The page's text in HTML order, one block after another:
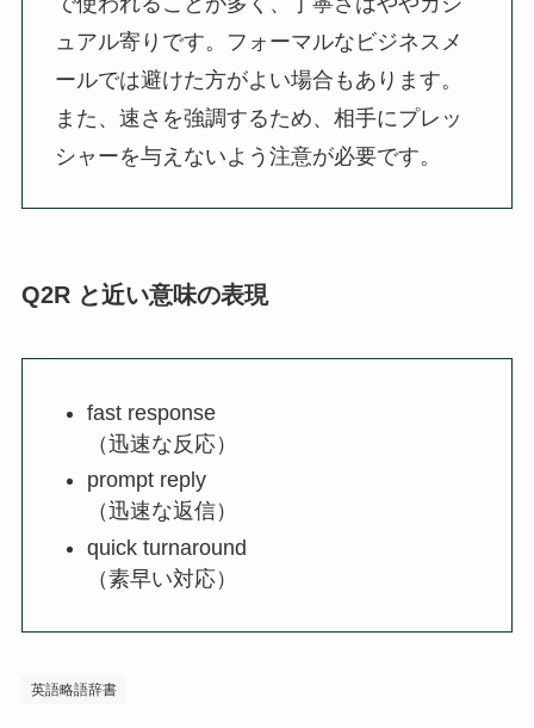
ュアル寄りです。フォーマルなビジネスメ
ールでは避けた方がよい場合もあります。
また、速さを強調するため、相手にプレッ
シャーを与えないよう注意が必要です。
Q2R と近い意味の表現
fast response
（迅速な反応）
prompt reply
（迅速な返信）
quick turnaround
（素早い対応）
英語略語辞書